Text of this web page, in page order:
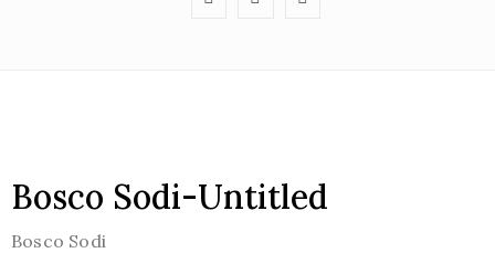
Fuarlar
Bosco Sodi-Untitled
Bosco Sodi